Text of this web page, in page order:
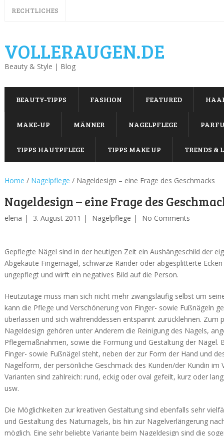
RECHTLICHES
VOLLERAUGEN.DE
Beauty & Style | Blog
BEAUTY-TIPPS FASHION FEATURED
MAKE-UP MÄNNER NAGELPFLEGE
TIPPS HAUTPFLEGE TIPPS MAKE UP TRENDS &
Home / Nagelpflege / Nageldesign – eine Frage des Geschmacks
Nageldesign – eine Frage des
elena 3. August 2011 Nagelpflege No Comments
Gepflegte Nägel sind in der heutigen Zeit ein Aushängeschild der
Abgekaute Fingernägel, schwarze Ränder oder abgesplitterte
ungepflegt und wirft ein negatives Bild auf die Person.
Heutzutage muss man sich nicht mehr zwangsläufig selbst um
kann die Pflege und Verschönerung von Finger- sowie Fußnägeln
überlassen und sich währenddessen entspannt zurücklehnen. Zum
Nageldesign gehören unter Anderem die Reinigung des Nagels,
Pflegemaßnahmen, sowie die Formung und Gestaltung der Nägel.
Finger- sowie Fußnägel steht, neben der zur Form der Hand und
Nagelform, der persönliche Geschmack des Kunden/der Kundin im
Varianten sind zahlreich: rund, eckig oder oval gefeilt, kurz oder
usw.
Die Möglichkeiten zur kreativen Gestaltung sind ebenfalls sehr
und Gestaltung des Naturnagels, bis hin zur Nagelverlängerung
möglich. Eine sehr beliebte Variante beim Nageldesign sind die